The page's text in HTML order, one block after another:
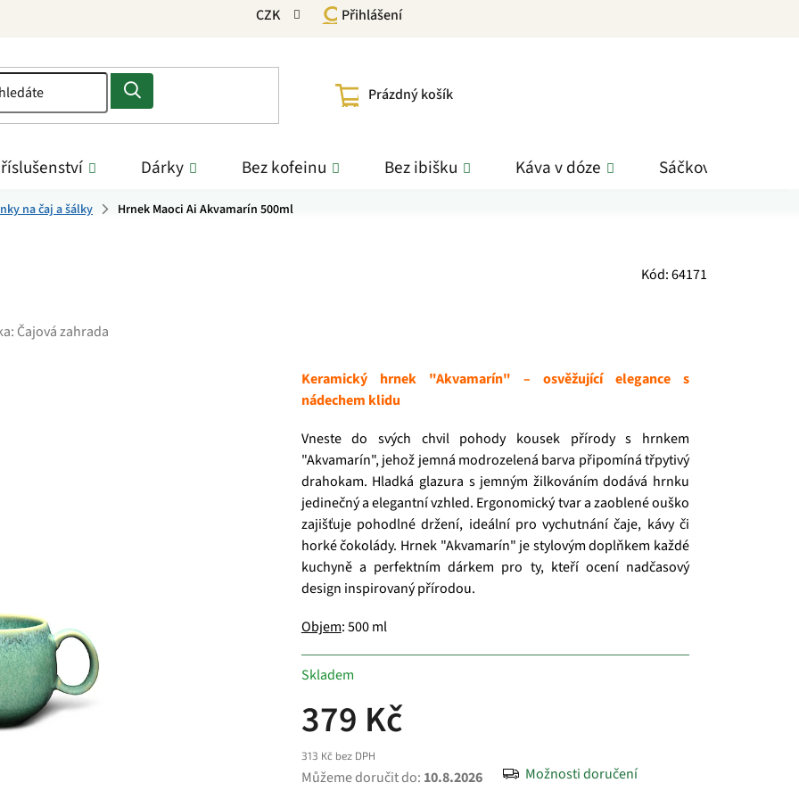
CZK Přihlášení
NÁKUPNÍ
Prázdný košík
Dárky Bez kofeinu Bez ibišku Káva v dóze Sáčkové čaje
na čaj a šálky Hrnek Maoci Ai Akvamarín 500ml
Kód:64171
Čajová zahrada
379 Kč
313 Kč bez DPH
Skladem
Můžeme doručit do: 10.8.2026 Možnosti doručení
Keramický hrnek "Akvamarín" – osvěžující elegance s
nádechem klidu
Vneste do svých chvil pohody kousek přírody s hrnkem
"Akvamarín", jehož jemná modrozelená barva připomíná třpytivý
drahokam. Hladká glazura s jemným žilkováním dodává hrnku
jedinečný a elegantní vzhled. Ergonomický tvar a zaoblené ouško
zajišťuje pohodlné držení, ideální pro vychutnání čaje, kávy či
horké čokolády. Hrnek "Akvamarín" je stylovým doplňkem každé
kuchyně a perfektním dárkem pro ty, kteří ocení nadčasový
design inspirovaný přírodou.
Objem: 500 ml